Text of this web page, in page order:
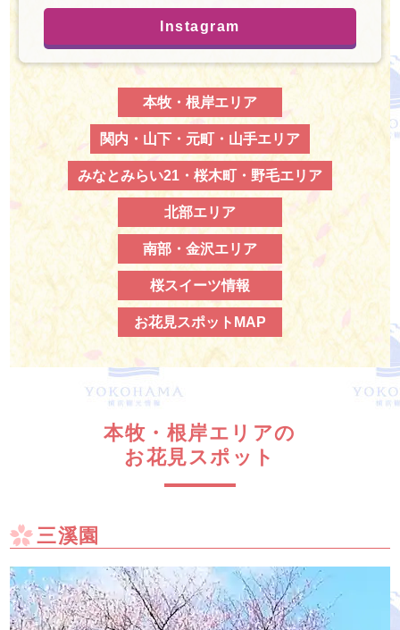
Instagram
本牧・根岸エリア
関内・山下・元町・山手エリア
みなとみらい21・桜木町・野毛エリア
北部エリア
南部・金沢エリア
桜スイーツ情報
お花見スポットMAP
本牧・根岸エリアの
お花見スポット
三溪園